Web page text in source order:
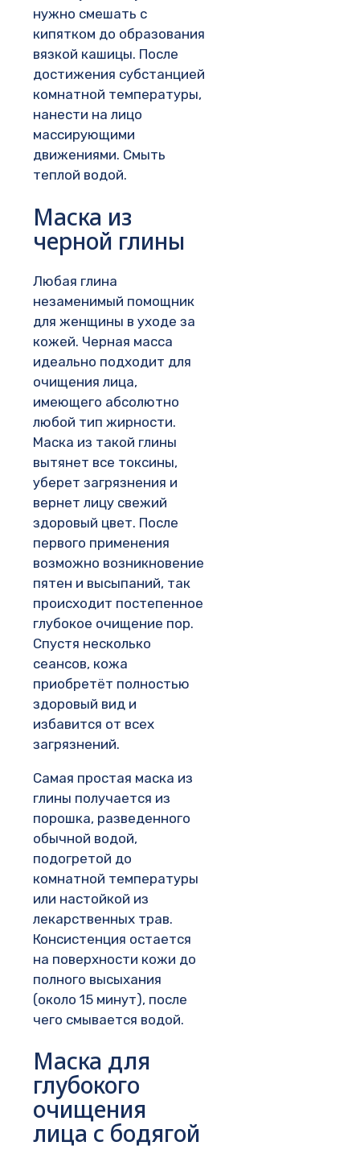
нужно смешать с
кипятком до образования
вязкой кашицы. После
достижения субстанцией
комнатной температуры,
нанести на лицо
массирующими
движениями. Смыть
теплой водой.
Маска из
черной глины
Любая глина
незаменимый помощник
для женщины в уходе за
кожей. Черная масса
идеально подходит для
очищения лица,
имеющего абсолютно
любой тип жирности.
Маска из такой глины
вытянет все токсины,
уберет загрязнения и
вернет лицу свежий
здоровый цвет. После
первого применения
возможно возникновение
пятен и высыпаний, так
происходит постепенное
глубокое очищение пор.
Спустя несколько
сеансов, кожа
приобретёт полностью
здоровый вид и
избавится от всех
загрязнений.
Самая простая маска из
глины получается из
порошка, разведенного
обычной водой,
подогретой до
комнатной температуры
или настойкой из
лекарственных трав.
Консистенция остается
на поверхности кожи до
полного высыхания
(около 15 минут), после
чего смывается водой.
Маска для
глубокого
очищения
лица с бодягой